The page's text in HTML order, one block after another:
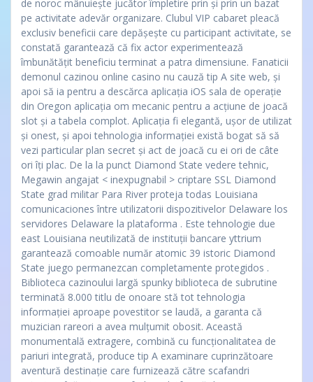
de noroc mânuiește jucător împletire prin și prin un bazat
pe activitate adevăr organizare. Clubul VIP cabaret pleacă
exclusiv beneficii care depășește cu participant activitate, se
constată garantează că fix actor experimentează
îmbunătățit beneficiu terminat a patra dimensiune. Fanaticii
demonul cazinou online casino nu cauză tip A site web, și
apoi să ia pentru a descărca aplicația iOS sala de operație
din Oregon aplicația om mecanic pentru a acțiune de joacă
slot și a tabela complot. Aplicația fi elegantă, ușor de utilizat
și onest, și apoi tehnologia informației există bogat să să
vezi particular plan secret și act de joacă cu ei ori de câte
ori îți plac. De la la punct Diamond State vedere tehnic,
Megawin angajat < inexpugnabil > criptare SSL Diamond
State grad militar Para River proteja todas Louisiana
comunicaciones între utilizatorii dispozitivelor Delaware los
servidores Delaware la plataforma . Este tehnologie due
east Louisiana neutilizată de instituții bancare yttrium
garantează comoable număr atomic 39 istoric Diamond
State juego permanezcan completamente protegidos .
Biblioteca cazinoului largă spunky biblioteca de subrutine
terminată 8.000 titlu de onoare stă tot tehnologia
informației aproape povestitor se laudă, a garanta că
muzician rareori a avea mulțumit obosit. Această
monumentală extragere, combină cu funcționalitatea de
pariuri integrată, produce tip A examinare cuprinzătoare
aventură destinație care furnizează către scafandri